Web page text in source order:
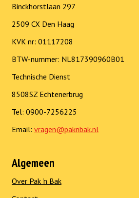
Binckhorstlaan 297
2509 CX Den Haag
KVK nr: 01117208
BTW-nummer: NL817390960B01
Technische Dienst
8508SZ Echtenerbrug
Tel: 0900-7256225
Email: vragen@paknbak.nl
Algemeen
Over Pak 'n Bak